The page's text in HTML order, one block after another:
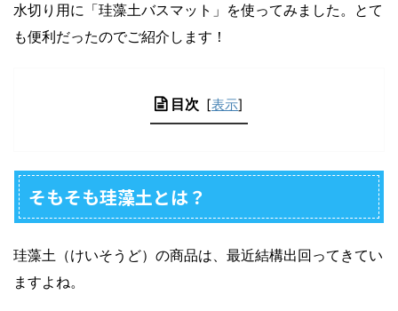
水切り用に「珪藻土バスマット」を使ってみました。とて
も便利だったのでご紹介します！
目次 [表示]
そもそも珪藻土とは？
珪藻土（けいそうど）の商品は、最近結構出回ってきてい
ますよね。